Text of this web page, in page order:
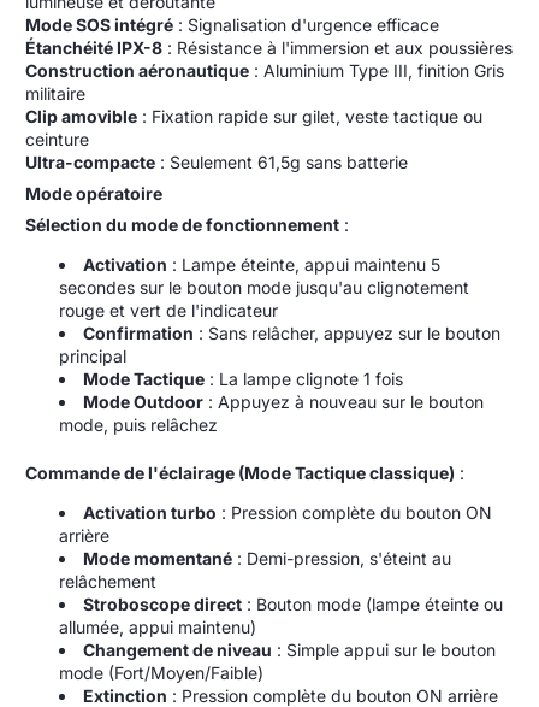
Mode SOS intégré : Signalisation d'urgence efficace
Étanchéité IPX-8 : Résistance à l'immersion et aux poussières
Construction aéronautique : Aluminium Type III, finition Gris
militaire
Clip amovible : Fixation rapide sur gilet, veste tactique ou
ceinture
Ultra-compacte : Seulement 61,5g sans batterie
Mode opératoire
Sélection du mode de fonctionnement :
Activation : Lampe éteinte, appui maintenu 5
secondes sur le bouton mode jusqu'au clignotement
rouge et vert de l'indicateur
Confirmation : Sans relâcher, appuyez sur le bouton
principal
Mode Tactique : La lampe clignote 1 fois
Mode Outdoor : Appuyez à nouveau sur le bouton
mode, puis relâchez
Commande de l'éclairage (Mode Tactique classique) :
Activation turbo : Pression complète du bouton ON
arrière
Mode momentané : Demi-pression, s'éteint au
relâchement
Stroboscope direct : Bouton mode (lampe éteinte ou
allumée, appui maintenu)
Changement de niveau : Simple appui sur le bouton
mode (Fort/Moyen/Faible)
Extinction : Pression complète du bouton ON arrière